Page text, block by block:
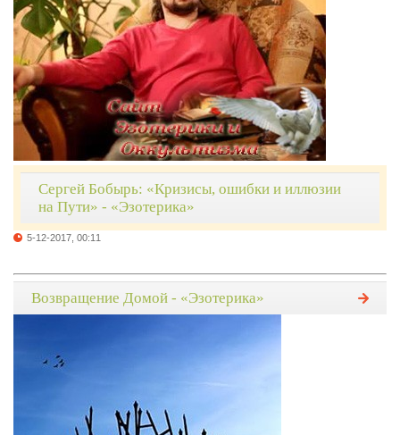
Сергей Бобырь: «Кризисы, ошибки и иллюзии
на Пути» - «Эзотерика»
5-12-2017, 00:11
Возвращение Домой - «Эзотерика»